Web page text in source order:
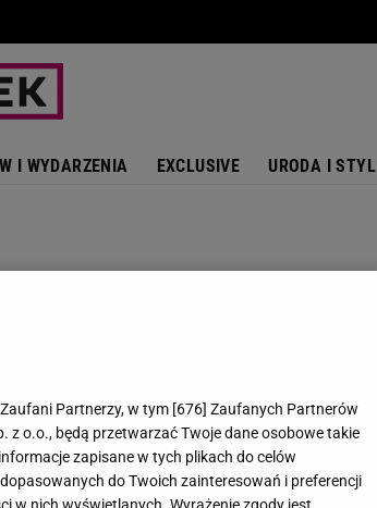
I WYDARZENIA EXCLUSIVE URODA I STYL
Partnerzy, w tym [676] Zaufanych Partnerów
z o.o., będą przetwarzać Twoje dane osobowe takie
zapisane w tych plikach do celów
do Twoich zainteresowań i preferencji